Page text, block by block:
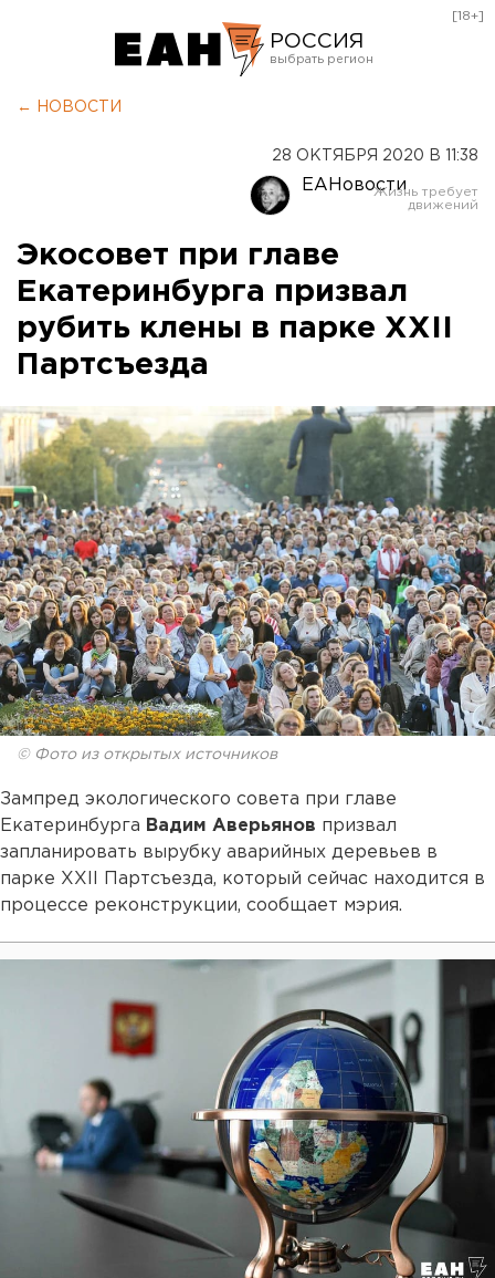
РОССИЯ
Оренбург
[18+]
← НОВОСТИ
28 ОКТЯБРЯ 2020 В 11:38
ЕАНовости
Экосовет при главе
Екатеринбурга призвал
рубить клены в парке XXII
Партсъезда
© Фото из открытых источников
Зампред экологического совета при главе
Екатеринбурга Вадим Аверьянов призвал
запланировать вырубку аварийных деревьев в
парке XXII Партсъезда, который сейчас находится в
процессе реконструкции, сообщает мэрия.